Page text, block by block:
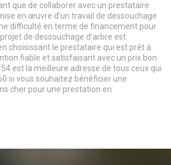
que de collaborer avec un prestataire
en œuvre d’un travail de dessouchage
difficulté en terme de financement pour
de dessouchage d’arbre est
choisissant le prestataire qui est prêt à
fiable et satisfaisant avec un prix bon
est la meilleure adresse de tous ceux qui
si vous souhaitez bénéficier une
cher pour une prestation en